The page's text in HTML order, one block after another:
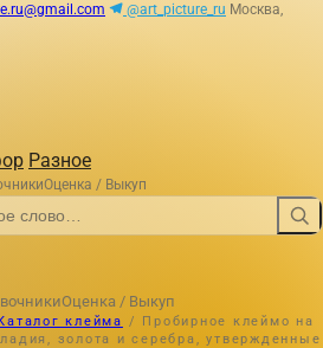
@art_picture_ru Москва,
Разное
Оценка / Выкуп
Оценка / Выкуп
клейма /
Пробирное клеймо на
золота и серебра, утвержденные